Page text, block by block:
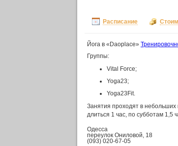
Расписание
Йога в «Daoplace»
Группы:
Vital Force;
Yoga23;
Yoga23Fit.
Занятия проходят в небольших
длиться 1 час, по субботам 1,5
Одесса
переулок Ониловой, 18
(093) 020-67-05